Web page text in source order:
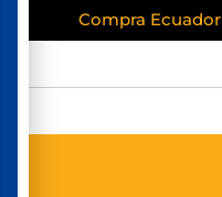
Compra Ecuador